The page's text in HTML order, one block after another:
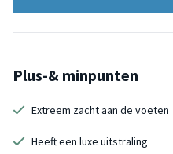
Plus-& minpunten
Extreem zacht aan de voeten
Heeft een luxe uitstraling